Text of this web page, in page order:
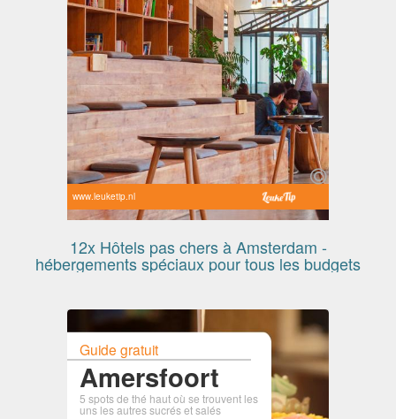
www.leuketip.nl
12x Hôtels pas chers à Amsterdam -
hébergements spéciaux pour tous les budgets
Guide gratuit
Amersfoort
5 spots de thé haut où se trouvent les
uns les autres sucrés et salés